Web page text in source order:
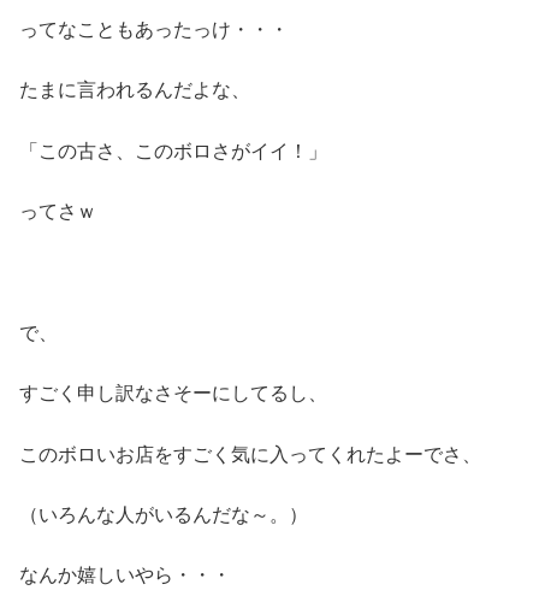
ってなこともあったっけ・・・
たまに言われるんだよな、
「この古さ、このボロさがイイ！」
ってさｗ
で、
すごく申し訳なさそーにしてるし、
このボロいお店をすごく気に入ってくれたよーでさ、
（いろんな人がいるんだな～。）
なんか嬉しいやら・・・